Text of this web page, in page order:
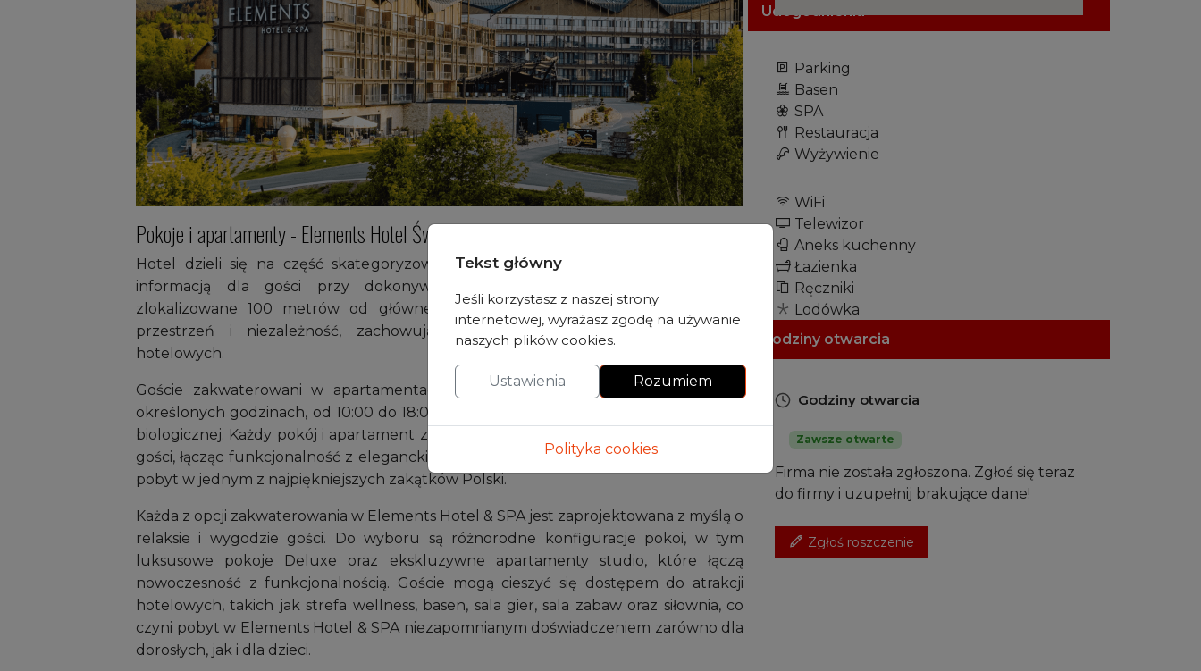
Pokoje i apartamenty - Elements Hotel Świeradów-Zdrój
Hotel dzieli się na część skategoryzowaną i nieskategoryzowaną, co jest ważną
informacją dla gości przy dokonywaniu rezerwacji. Elements Apartments,
zlokalizowane 100 metrów od głównego budynku hotelu, oferują dodatkową
przestrzeń i niezależność, zachowując dostęp do pełnego zakresu usług
hotelowych.
Goście zakwaterowani w apartamentach mogą korzystać ze strefy wellness w
określonych godzinach, od 10:00 do 18:00, co zapewnia możliwość relaksu i odnowy
biologicznej. Każdy pokój i apartament został zaprojektowany z myślą o potrzebach
gości, łącząc funkcjonalność z eleganckim wykończeniem, aby zapewnić wyjątkowy
pobyt w jednym z najpiękniejszych zakątków Polski.
Każda z opcji zakwaterowania w Elements Hotel & SPA jest zaprojektowana z myślą o
relaksie i wygodzie gości. Do wyboru są różnorodne konfiguracje pokoi, w tym
luksusowe pokoje Deluxe oraz ekskluzywne apartamenty studio, które łączą
nowoczesność z funkcjonalnością. Goście mogą cieszyć się dostępem do atrakcji
hotelowych, takich jak strefa wellness, basen, sala gier, sala zabaw oraz siłownia, co
czyni pobyt w Elements Hotel & SPA niezapomnianym doświadczeniem zarówno dla
dorosłych, jak i dla dzieci.
Udogodnienia
Parking
Basen
SPA
Restauracja
Wyżywienie
WiFi
Telewizor
Aneks kuchenny
Łazienka
Ręczniki
Lodówka
Suszarka do włosów
Godziny otwarcia
Godziny otwarcia
Zawsze otwarte
Firma nie została zgłoszona. Zgłoś się teraz
do firmy i uzupełnij brakujące dane!
Zgłoś roszczenie
Tekst główny
Jeśli korzystasz z naszej strony
internetowej, wyrażasz zgodę na używanie
naszych plików cookies.
Ustawienia Rozumiem
Polityka cookies